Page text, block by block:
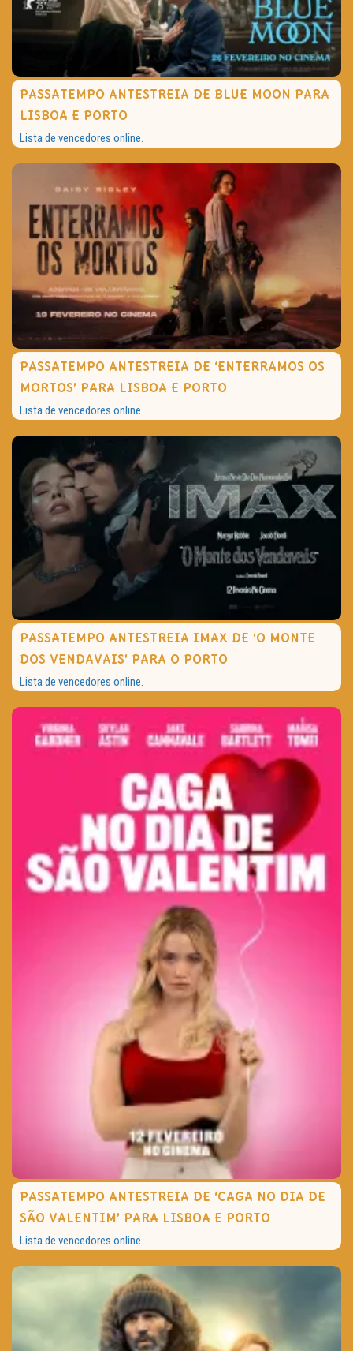
PASSATEMPO ANTESTREIA DE BLUE MOON PARA
LISBOA E PORTO
Lista de vencedores online.
PASSATEMPO ANTESTREIA DE ‘ENTERRAMOS OS
MORTOS’ PARA LISBOA E PORTO
Lista de vencedores online.
PASSATEMPO ANTESTREIA IMAX DE ‘O MONTE
DOS VENDAVAIS’ PARA O PORTO
Lista de vencedores online.
PASSATEMPO ANTESTREIA DE ‘CAGA NO DIA DE
SÃO VALENTIM’ PARA LISBOA E PORTO
Lista de vencedores online.